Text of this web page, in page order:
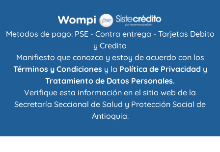
Metodos de pago: PSE - Contra entrega - Tarjetas Debito
y Credito
Manifiesto que conozco y estoy de acuerdo con los
Términos y Condicionesy la Política de Privacidad y
Tratamiento de Datos Personales.
Verifique esta información en el sitio web de la
Secretaría Seccional de Salud y Protección Social de
Antioquia.